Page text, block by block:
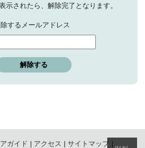
示されたら、解除完了となります。
するメールアドレス
ガイド アクセス サイトマップ